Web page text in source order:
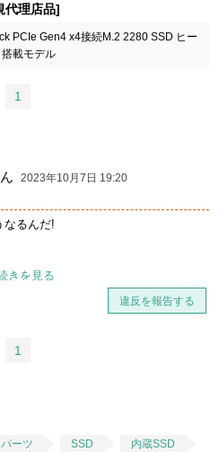
代理店品]
PCIe Gen4 x4接続M.2 2280 SSD ヒー
搭載モデル
1
2023年10月7日 19:20
なるんだ!
違反を報告する
1
ーツ SSD 内蔵SSD